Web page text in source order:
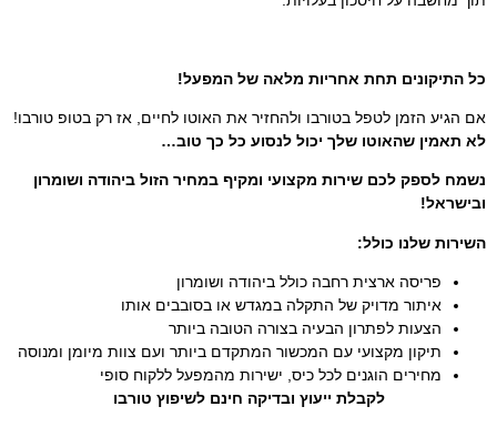
כל התיקונים תחת אחריות מלאה של המפעל!
אם הגיע הזמן לטפל בטורבו ולהחזיר את האוטו לחיים, אז רק בטופ טורבו!
לא תאמין שהאוטו שלך יכול לנסוע כל כך טוב…
נשמח לספק לכם שירות מקצועי ומקיף במחיר הזול ביהודה ושומרון
ובישראל!
השירות שלנו כולל:
פריסה ארצית רחבה כולל ביהודה ושומרון
איתור מדויק של התקלה במגדש או בסובבים אותו
הצעות לפתרון הבעיה בצורה הטובה ביותר
תיקון מקצועי עם המכשור המתקדם ביותר ועם צוות מיומן ומנוסה
מחירים הוגנים לכל כיס, ישירות מהמפעל ללקוח סופי
לקבלת ייעוץ ובדיקה חינם לשיפוץ טורבו